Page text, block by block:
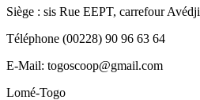
Siège : sis Rue EEPT, carrefour Avédji
Téléphone (00228) 90 96 63 64
E-Mail: togoscoop@gmail.com
Lomé-Togo